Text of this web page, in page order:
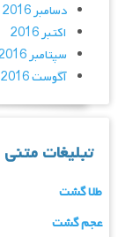
دسامبر 2016
اکتبر 2016
سپتامبر 2016
آگوست 2016
تبلیغات متنی
طلا گشت
عجم گشت